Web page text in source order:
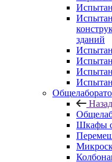
зданий
Назад
Шкафы